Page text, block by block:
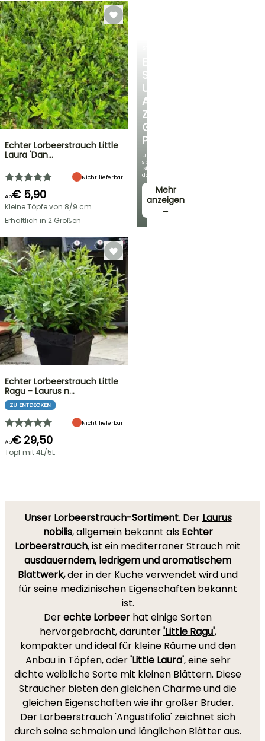
SIE
UNSERE
AUSWAHL
ZU
GÜNSTIGEN
PREISEN
Und
sparen
Sie
dabei!
Mehr
anzeigen
→
Echter Lorbeerstrauch Little
Laura 'Dan…
Nicht lieferbar
Ab€ 5,90
Kleine Töpfe von 8/9 cm
Erhältlich in 2 Größen
Echter Lorbeerstrauch Little
Ragu - Laurus n…
ZU ENTDECKEN
Nicht lieferbar
Ab€ 29,50
Topf mit 4L/5L
Unser Lorbeerstrauch-Sortiment. Der Laurus
nobilis, allgemein bekannt als Echter
Lorbeerstrauch, ist ein mediterraner Strauch mit
ausdauerndem, ledrigem und aromatischem
Blattwerk,der in der Küche verwendet wird und
für seine medizinischen Eigenschaften bekannt
ist.
Derechte Lorbeer hat einige Sorten
hervorgebracht, darunter'Little Ragu',
kompakter und ideal für kleine Räume und den
Anbau in Töpfen, oder'Little Laura', eine sehr
dichte weibliche Sorte mit kleinen Blättern. Diese
Sträucher bieten den gleichen Charme und die
gleichen Eigenschaften wie ihr großer Bruder.
Der Lorbeerstrauch 'Angustifolia' zeichnet sich
durch seine schmalen und länglichen Blätter aus.